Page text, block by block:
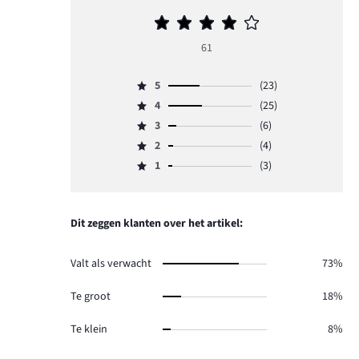
Gemiddelde
4
61
Beoordeling
5,
aantal
reviews
5
(23)
Beoordeling
4,
aantal
reviews
4
(25)
Beoordeling
3,
aantal
3
(6)
Beoordeling
2,
2
(4)
Beoordeling
reviews
1 (3)
Dit zeggen klanten over het artikel:
Valt als verwacht 73%
Te groot 18%
Te klein 8%